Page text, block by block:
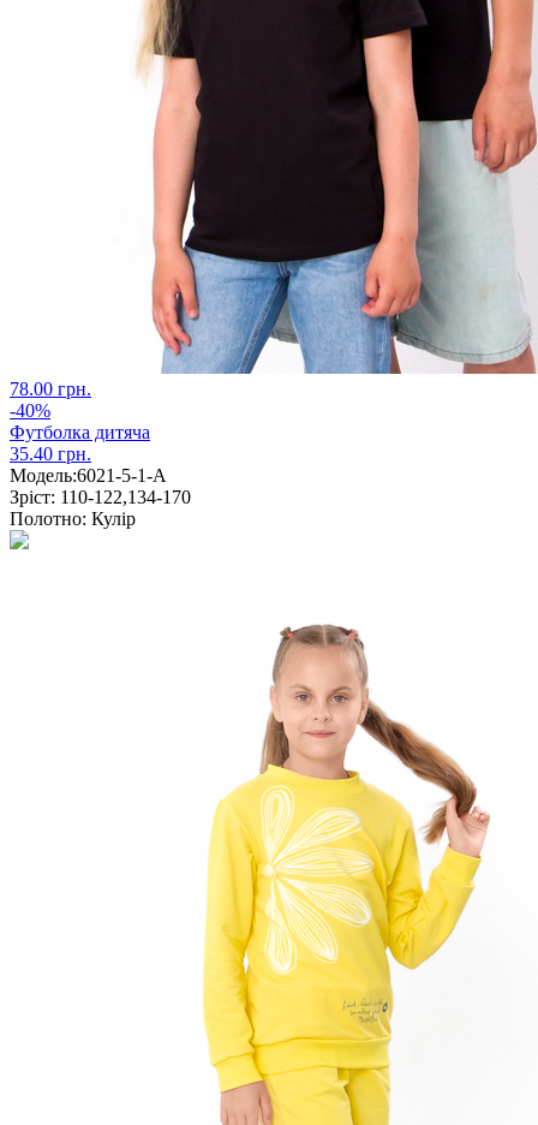
78.00 грн.
-40%
Футболка дитяча
35.40 грн.
Модель:6021-5-1-А
Зріст: 110-122,134-170
Полотно: Кулір